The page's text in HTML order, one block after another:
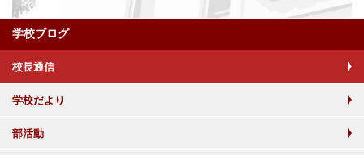
学校ブログ
校長通信
学校だより
部活動